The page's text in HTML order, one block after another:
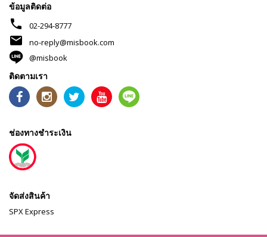
ข้อมูลติดต่อ
phone 02-294-8777
mail
no-reply@misbook.com
@misbook
ติดตามเรา
ช่องทางชำระเงิน
จัดส่งสินค้า
SPX Express